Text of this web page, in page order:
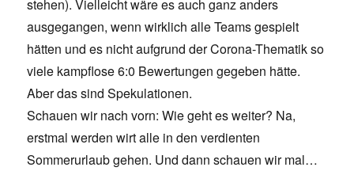
stehen). Vielleicht wäre es auch ganz anders
ausgegangen, wenn wirklich alle Teams gespielt
hätten und es nicht aufgrund der Corona-Thematik so
viele kampflose 6:0 Bewertungen gegeben hätte.
Aber das sind Spekulationen.
Schauen wir nach vorn: Wie geht es weiter? Na,
erstmal werden wirt alle in den verdienten
Sommerurlaub gehen. Und dann schauen wir mal…